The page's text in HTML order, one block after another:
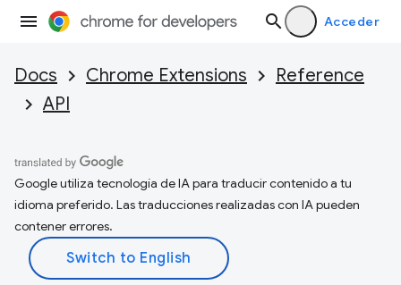
Acceder
Docs Chrome Extensions
Reference
API
Google utiliza tecnología de IA para traducir contenido a tu
idioma preferido. Las traducciones realizadas con IA pueden
contener errores.